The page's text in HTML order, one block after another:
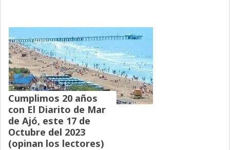
Cumplimos 20 años
con El Diarito de Mar
de Ajó, este 17 de
Octubre del 2023
(opinan los lectores)